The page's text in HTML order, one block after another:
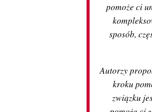
pomoże ci
sposób,
Autorzy
kroku
związku